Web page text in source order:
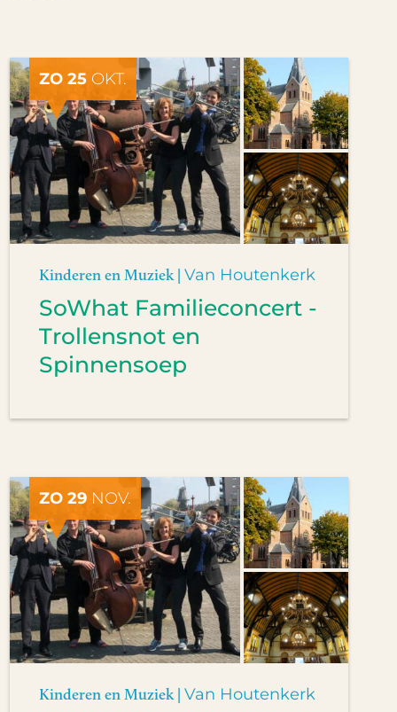
ZO 25OKT.
Kinderen en Muziek | Van Houtenkerk
SoWhat Familieconcert -
Trollensnot en
Spinnensoep
ZO 29NOV.
Kinderen en Muziek | Van Houtenkerk